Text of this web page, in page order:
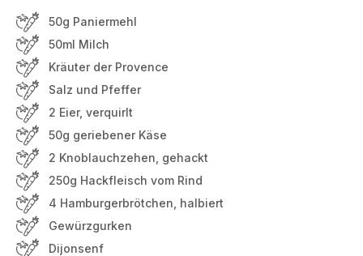
50g Paniermehl
50ml Milch
Kräuter der Provence
Salz und Pfeffer
2 Eier, verquirlt
50g geriebener Käse
2 Knoblauchzehen, gehackt
250g Hackfleisch vom Rind
4 Hamburgerbrötchen, halbiert
Gewürzgurken
Dijonsenf